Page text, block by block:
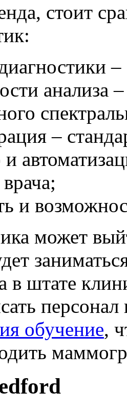
стоит
анализа
–
и
может
в штате
обучение,